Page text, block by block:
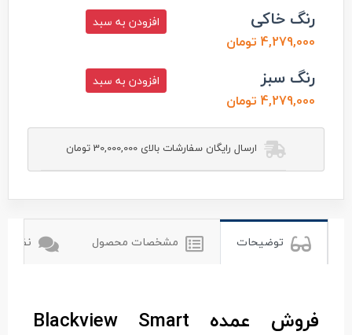
رنگ خاکی
4,279,000 تومان
افزودن به سبد
رنگ سبز
4,279,000 تومان
افزودن به سبد
ارسال رایگان سفارشات بالای 30,000,000 تومان
توضیحات مشخصات محصول نظرات
فروش عمده Blackview Smart